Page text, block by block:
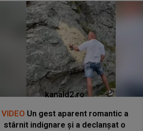
kanald2.ro
VIDEO Un gest aparent romantic a
stârnit indignare și a declanșat o